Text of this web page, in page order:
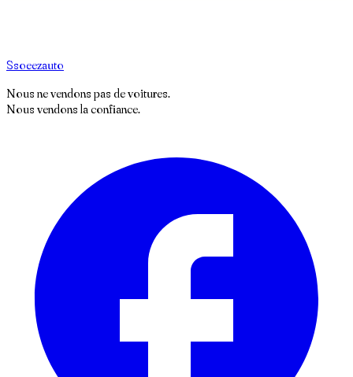
Ssoeezauto
Nous ne vendons pas de voitures.
Nous vendons la confiance.